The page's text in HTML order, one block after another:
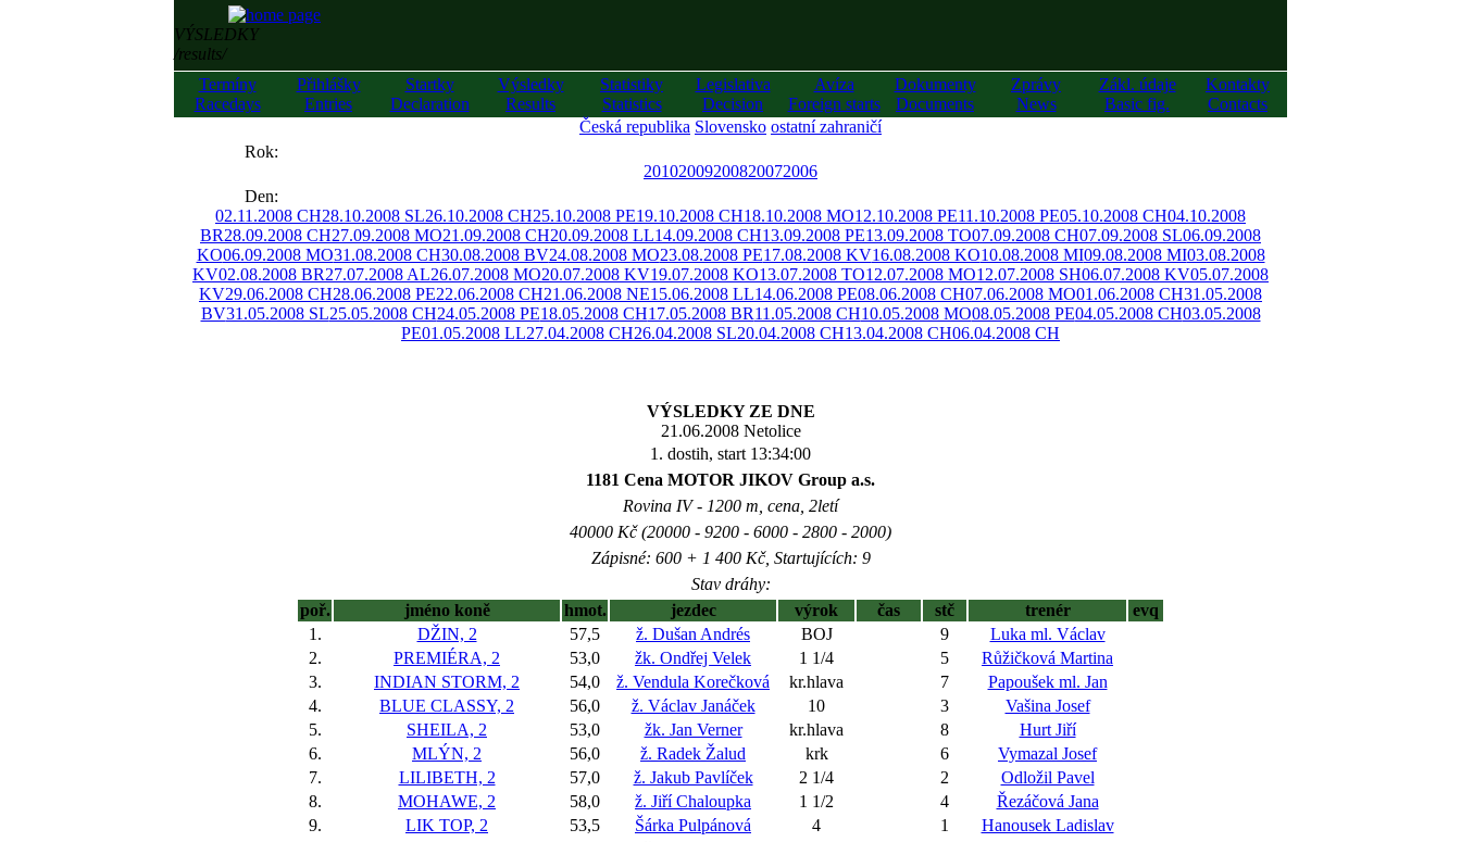
VÝSLEDKY
/results/
Termíny
Racedays
Přihlášky
Entries
Startky
Declaration
Výsledky
Results
Statistiky
Statistics
Legislativa
Decision
Avíza
Foreign starts
Dokumenty
Documents
Zprávy
News
Zákl. údaje
Basic fig.
Kontakty
Contacts
Česká republika Slovensko ostatní zahraničí
Rok:
20102009200820072006
Den:
02.11.2008 CH28.10.2008 SL26.10.2008 CH25.10.2008 PE19.10.2008 CH18.10.2008 MO12.10.2008 PE11.10.2008 PE05.10.2008 CH04.10.2008
BR28.09.2008 CH27.09.2008 MO21.09.2008 CH20.09.2008 LL14.09.2008 CH13.09.2008 PE13.09.2008 TO07.09.2008 CH07.09.2008 SL06.09.2008
KO06.09.2008 MO31.08.2008 CH30.08.2008 BV24.08.2008 MO23.08.2008 PE17.08.2008 KV16.08.2008 KO10.08.2008 MI09.08.2008 MI03.08.2008
KV02.08.2008 BR27.07.2008 AL26.07.2008 MO20.07.2008 KV19.07.2008 KO13.07.2008 TO12.07.2008 MO12.07.2008 SH06.07.2008 KV05.07.2008
KV29.06.2008 CH28.06.2008 PE22.06.2008 CH21.06.2008 NE15.06.2008 LL14.06.2008 PE08.06.2008 CH07.06.2008 MO01.06.2008 CH31.05.2008
BV31.05.2008 SL25.05.2008 CH24.05.2008 PE18.05.2008 CH17.05.2008 BR11.05.2008 CH10.05.2008 MO08.05.2008 PE04.05.2008 CH03.05.2008
PE01.05.2008 LL27.04.2008 CH26.04.2008 SL20.04.2008 CH13.04.2008 CH06.04.2008 CH
VÝSLEDKY ZE DNE
21.06.2008 Netolice
1. dostih, start 13:34:00
1181 Cena MOTOR JIKOV Group a.s.
Rovina IV - 1200 m, cena, 2letí
40000 Kč (20000 - 9200 - 6000 - 2800 - 2000)
Zápisné: 600 + 1 400 Kč, Startujících: 9
Stav dráhy:
poř.
jméno koně hmot. jezdec výrok čas stč trenér
evq
1.
DŽIN, 2 57,5 ž. Dušan Andrés BOJ 9
Luka ml. Václav
2.
PREMIÉRA, 2 53,0 žk. Ondřej Velek 1 1/4 5
Růžičková Martina
3.
INDIAN STORM, 2 54,0 ž. Vendula Korečková kr.hlava 7
Papoušek ml. Jan
4.
BLUE CLASSY, 2 56,0 ž. Václav Janáček 10 3
Vašina Josef
5.
SHEILA, 2 53,0 žk. Jan Verner kr.hlava 8
Hurt Jiří
6.
MLÝN, 2 56,0 ž. Radek Žalud krk 6
Vymazal Josef
7.
LILIBETH, 2 57,0 ž. Jakub Pavlíček 2 1/4 2
Odložil Pavel
8.
MOHAWE, 2 58,0 ž. Jiří Chaloupka 1 1/2 4
Řezáčová Jana
9.
LIK TOP, 2 53,5 Šárka Pulpánová 4 1
Hanousek Ladislav